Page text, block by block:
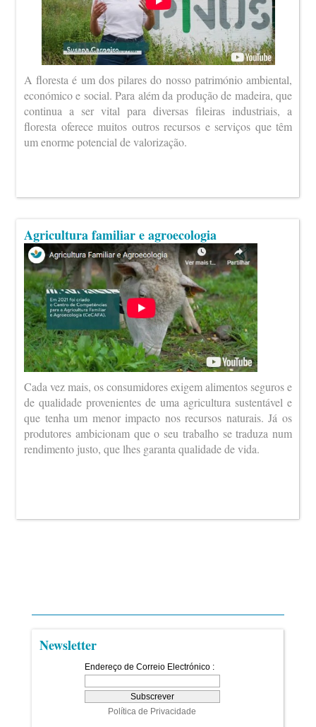
A floresta é um dos pilares do nosso património ambiental,
económico e social. Para além da produção de madeira, que
continua a ser vital para diversas fileiras industriais, a
floresta oferece muitos outros recursos e serviços que têm
um enorme potencial de valorização.
Agricultura familiar e agroecologia
Cada vez mais, os consumidores exigem alimentos seguros e
de qualidade provenientes de uma agricultura sustentável e
que tenha um menor impacto nos recursos naturais. Já os
produtores ambicionam que o seu trabalho se traduza num
rendimento justo, que lhes garanta qualidade de vida.
Newsletter